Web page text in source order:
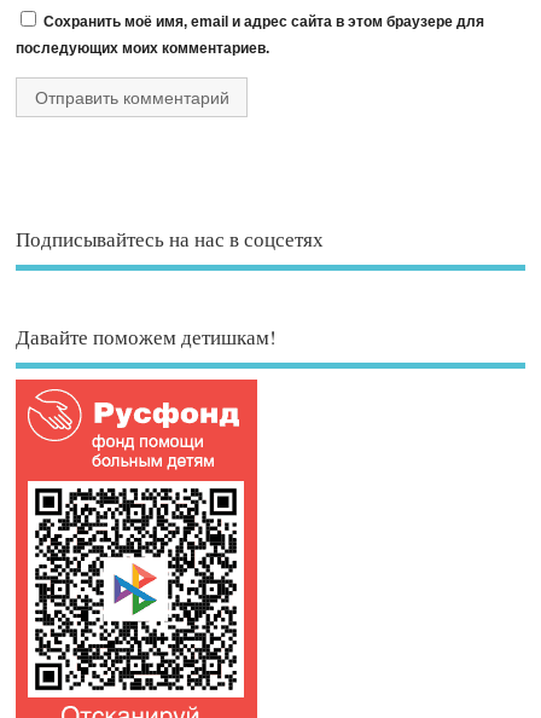
Сохранить моё имя, email и адрес сайта в этом браузере для
последующих моих комментариев.
Подписывайтесь на нас в соцсетях
Давайте поможем детишкам!